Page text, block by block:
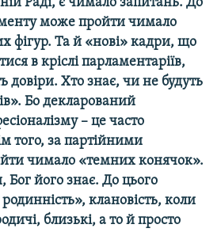
Раді, є чимало запитань. До
може пройти чимало
фігур. Та й «нові» кадри, що
в кріслі парламентаріїв,
довіри. Хто знає, чи не будуть
Бо декларований
– це часто
того, за партійними
чимало «темних конячок».
його знає. До цього
клановість, коли
близькі, а то й просто